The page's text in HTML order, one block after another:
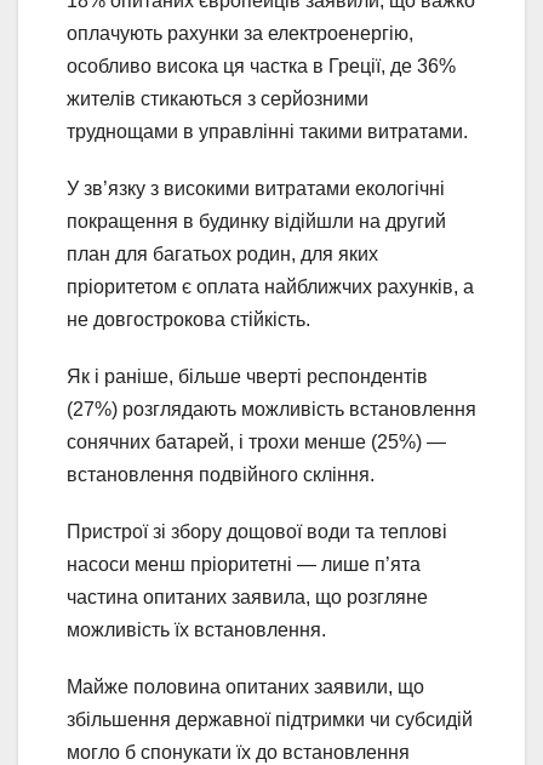
оплачують рахунки за електроенергію,
особливо висока ця частка в Греції, де 36%
жителів стикаються з серйозними
труднощами в управлінні такими витратами.
У зв’язку з високими витратами екологічні
покращення в будинку відійшли на другий
план для багатьох родин, для яких
пріоритетом є оплата найближчих рахунків, а
не довгострокова стійкість.
Як і раніше, більше чверті респондентів
(27%) розглядають можливість встановлення
сонячних батарей, і трохи менше (25%) —
встановлення подвійного скління.
Пристрої зі збору дощової води та теплові
насоси менш пріоритетні — лише п’ята
частина опитаних заявила, що розгляне
можливість їх встановлення.
Майже половина опитаних заявили, що
збільшення державної підтримки чи субсидій
могло б спонукати їх до встановлення